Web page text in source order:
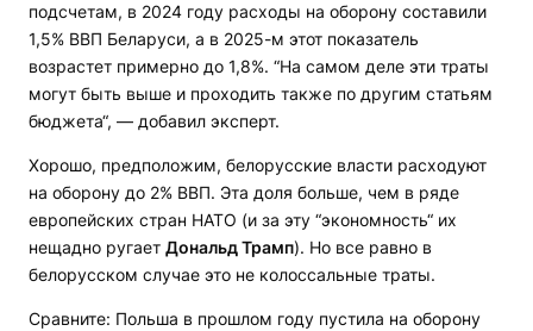
подсчетам, в 2024 году расходы на оборону составили
1,5% ВВП Беларуси, а в 2025-м этот показатель
возрастет примерно до 1,8%. “На самом деле эти траты
могут быть выше и проходить также по другим статьям
бюджета“, — добавил эксперт.
Хорошо, предположим, белорусские власти расходуют
на оборону до 2% ВВП. Эта доля больше, чем в ряде
европейских стран НАТО (и за эту “экономность“ их
нещадно ругает Дональд Трамп). Но все равно в
белорусском случае это не колоссальные траты.
Сравните: Польша в прошлом году пустила на оборону